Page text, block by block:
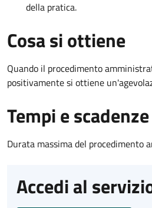
della pratica.
Cosa si ottiene
Quando il procedimento
positivamente si ottiene
Tempi e scadenze
Durata massima del procedimento
Accedi al